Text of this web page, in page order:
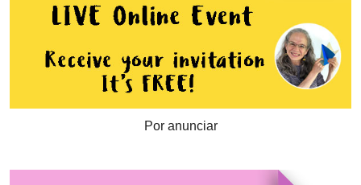
Por anunciar